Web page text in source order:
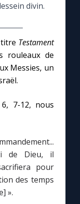
divin.
Testament
rouleaux de
Messies, un
7-12, nous
de Dieu, il
pour
des temps
».